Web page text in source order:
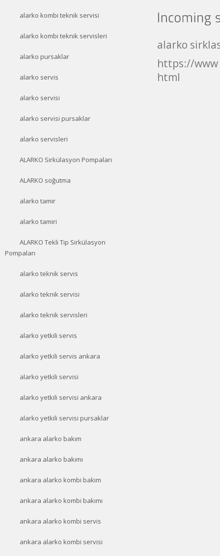
alarko
https://
html
alarko kombi teknik servisi
alarko kombi teknik servisleri
alarko pursaklar
alarko servis
alarko servisi
alarko servisi pursaklar
alarko servisleri
ALARKO Sirkülasyon Pompaları
ALARKO soğutma
alarko tamir
alarko tamiri
ALARKO Tekli Tip Sirkülasyon
Pompaları
alarko teknik servis
alarko teknik servisi
alarko teknik servisleri
alarko yetkili servis
alarko yetkili servis ankara
alarko yetkili servisi
alarko yetkili servisi ankara
alarko yetkili servisi pursaklar
ankara alarko bakım
ankara alarko bakımı
ankara alarko kombi bakım
ankara alarko kombi bakımı
ankara alarko kombi servis
ankara alarko kombi servisi